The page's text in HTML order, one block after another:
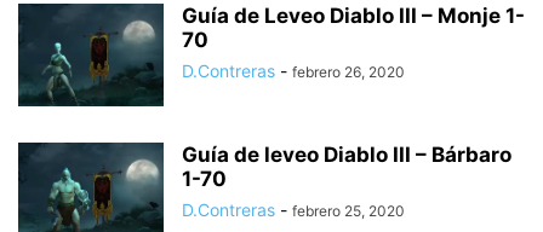
Guía de Leveo Diablo III – Monje 1-
70
D.Contreras - febrero 26, 2020
Guía de leveo Diablo III – Bárbaro
1-70
D.Contreras - febrero 25, 2020